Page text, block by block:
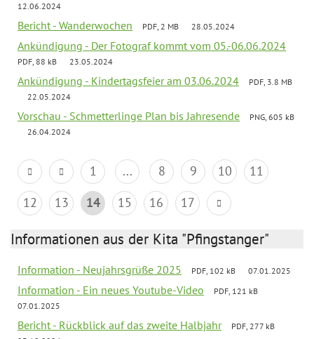
12.06.2024
Bericht - Wanderwochen PDF, 2 MB 28.05.2024
Ankündigung - Der Fotograf kommt vom 05.-06.06.2024
PDF, 88 kB 23.05.2024
Ankündigung - Kindertagsfeier am 03.06.2024
PDF, 3.8 MB
22.05.2024
Vorschau - Schmetterlinge Plan bis Jahresende
PNG, 605 kB
26.04.2024
1 ... 8 9 10
11
12
13 14 15 16 17
Informationen aus der Kita "Pfingstanger"
Information - Neujahrsgrüße 2025 PDF, 102 kB 07.01.2025
Information - Ein neues Youtube-Video
PDF, 121 kB
07.01.2025
Bericht - Rückblick auf das zweite Halbjahr
PDF, 277 kB